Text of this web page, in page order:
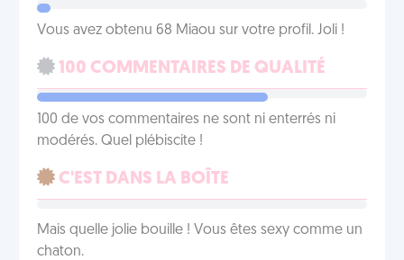
Vous avez obtenu 68 Miaou sur votre profil. Joli !
100 COMMENTAIRES DE QUALITÉ
100 de vos commentaires ne sont ni enterrés ni
modérés. Quel plébiscite !
C'EST DANS LA BOÎTE
Mais quelle jolie bouille ! Vous êtes sexy comme un
chaton.